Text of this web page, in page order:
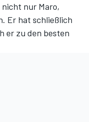
nur Maro,
Er hat schließlich
er zu den besten